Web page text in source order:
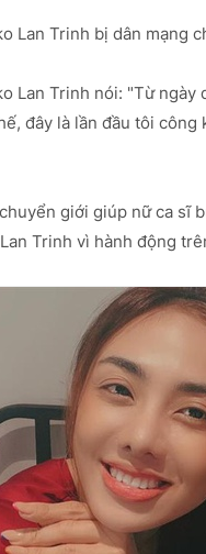
Lan Trinh bị dân
Lan Trinh nói: "Từ
đây là lần đầu tôi
giới giúp nữ ca sĩ
Trinh vì hành động